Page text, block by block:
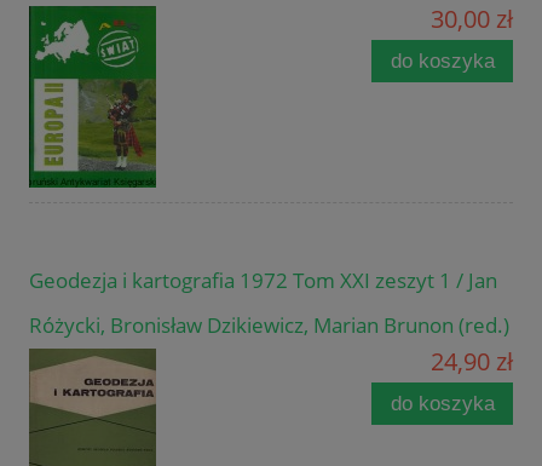
30,00 zł
do koszyka
Geodezja i kartografia 1972 Tom XXI zeszyt 1 / Jan
Różycki, Bronisław Dzikiewicz, Marian Brunon (red.)
24,90 zł
do koszyka